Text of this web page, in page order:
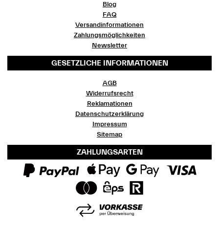
Blog
FAQ
Versandinformationen
Zahlungsmöglichkeiten
Newsletter
GESETZLICHE INFORMATIONEN
AGB
Widerrufsrecht
Reklamationen
Datenschutzerklärung
Impressum
Sitemap
ZAHLUNGSARTEN